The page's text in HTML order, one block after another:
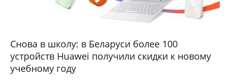
Снова в школу: в Беларуси более 100
устройств Huawei получили скидки к новому
учебному году